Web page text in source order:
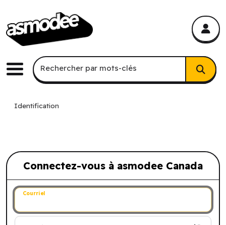
Menu
Recherche par mots-clés
Rechercher par mots-clés
Identification
Connectez-vous à asmodee Canada
Connectez-vous à asmodee Canada
Courriel